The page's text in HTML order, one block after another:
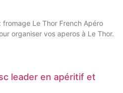
fromage Le Thor French Apéro
organiser vos aperos à Le Thor.
leader en apéritif et